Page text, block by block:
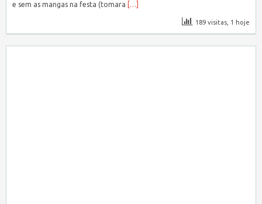
e sem as mangas na festa (tomara
[…]
189 visitas, 1 hoje